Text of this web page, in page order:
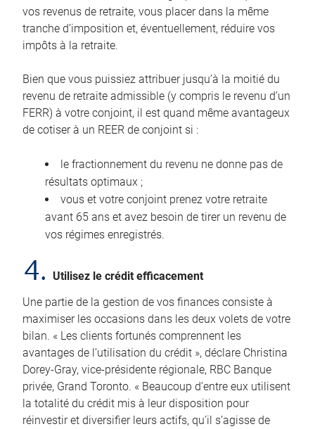
vos revenus de retraite, vous placer dans la même
tranche d’imposition et, éventuellement, réduire vos
impôts à la retraite.
Bien que vous puissiez attribuer jusqu’à la moitié du
revenu de retraite admissible (y compris le revenu d’un
FERR) à votre conjoint, il est quand même avantageux
de cotiser à un REER de conjoint si :
le fractionnement du revenu ne donne pas de
résultats optimaux ;
vous et votre conjoint prenez votre retraite
avant 65 ans et avez besoin de tirer un revenu de
vos régimes enregistrés.
4.
Utilisez le crédit efficacement
Une partie de la gestion de vos finances consiste à
maximiser les occasions dans les deux volets de votre
bilan. « Les clients fortunés comprennent les
avantages de l’utilisation du crédit », déclare Christina
Dorey-Gray, vice-présidente régionale, RBC Banque
privée, Grand Toronto. « Beaucoup d’entre eux utilisent
la totalité du crédit mis à leur disposition pour
réinvestir et diversifier leurs actifs, qu’il s’agisse de